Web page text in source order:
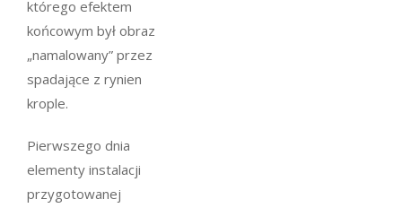
którego efektem
końcowym był obraz
„namalowany” przez
spadające z rynien
krople.
Pierwszego dnia
elementy instalacji
przygotowanej